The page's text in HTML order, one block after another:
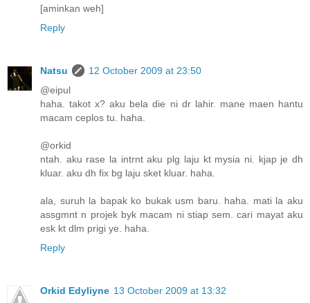
[aminkan weh]
Reply
Natsu
12 October 2009 at 23:50
@eipul
haha. takot x? aku bela die ni dr lahir. mane maen hantu
macam ceplos tu. haha.
@orkid
ntah. aku rase la intrnt aku plg laju kt mysia ni. kjap je dh
kluar. aku dh fix bg laju sket kluar. haha.
ala, suruh la bapak ko bukak usm baru. haha. mati la aku
assgmnt n projek byk macam ni stiap sem. cari mayat aku
esk kt dlm prigi ye. haha.
Reply
Orkid Edyliyne 13 October 2009 at 13:32